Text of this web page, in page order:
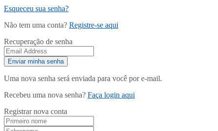
Esqueceu sua senha?
Não tem uma conta? Registre-se aqui
Recuperação de senha
Uma nova senha será enviada para você por e-mail.
Recebeu uma nova senha? Faça login aqui
Registrar nova conta